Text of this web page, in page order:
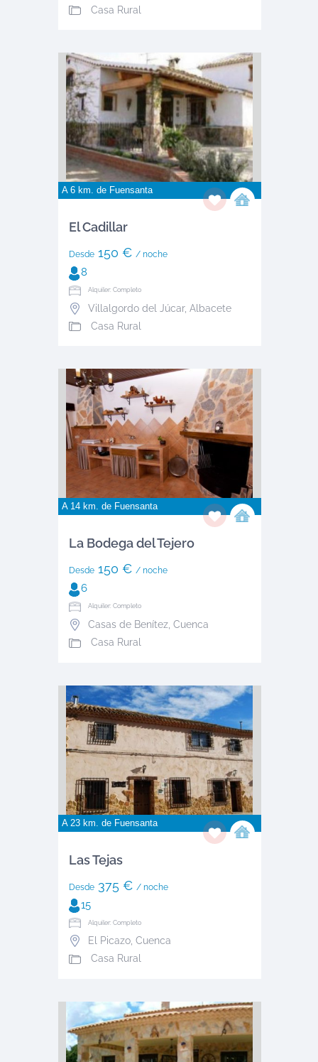
Casa Rural
A 6 km. de Fuensanta
El Cadillar
Desde150 € / noche
8
Alquiler: Completo
Villalgordo del Júcar, Albacete
Casa Rural
A 14 km. de Fuensanta
La Bodega del Tejero
Desde150 € / noche
6
Alquiler: Completo
Casas de Benítez, Cuenca
Casa Rural
A 23 km. de Fuensanta
Las Tejas
Desde375 € / noche
15
Alquiler: Completo
El Picazo, Cuenca
Casa Rural